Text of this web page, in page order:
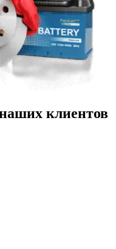
клиентов